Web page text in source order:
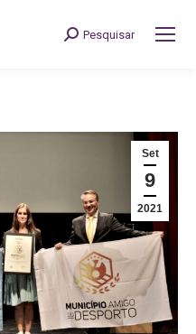
Search:
Pesquisar
Set
9
2021